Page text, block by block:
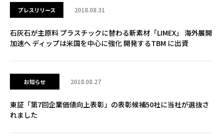
プレスリリース 2018.08.31
石灰石が主原料 プラスチックに替わる新素材「LIMEX」 海外展開
加速へ ディップは米国を中心に強化 開発するTBM に出資
お知らせ 2018.08.27
東証「第7回企業価値向上表彰」の表彰候補50社に当社が選抜さ
れました